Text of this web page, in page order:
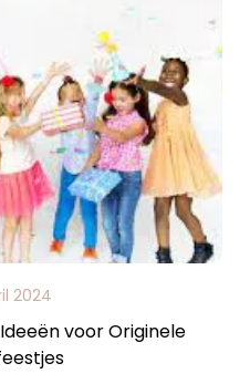
2024
voor Originele